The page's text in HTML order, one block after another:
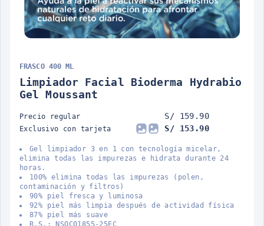
FRASCO 400 ML
Limpiador Facial Bioderma Hydrabio
Gel Moussant
Precio regular S/ 159.90
Exclusivo con tarjeta S/ 153.90
Gel limpiador 3 en 1 con tecnología micelar,
elimina todas las impurezas e hidrata durante 24
horas.
100% elimina todas las impurezas (polen,
contaminación y filtros)
90% piel fresca y luminosa
92% piel más limpia después de actividad física
87% piel más suave
R.S.: NSOC01855-25EC